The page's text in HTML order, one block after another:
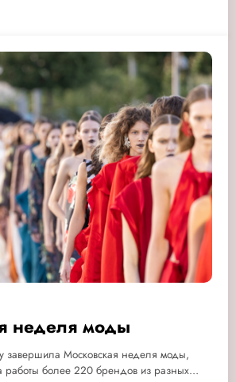
неделя моды
завершила Московская неделя моды,
работы более 220 брендов из разных…